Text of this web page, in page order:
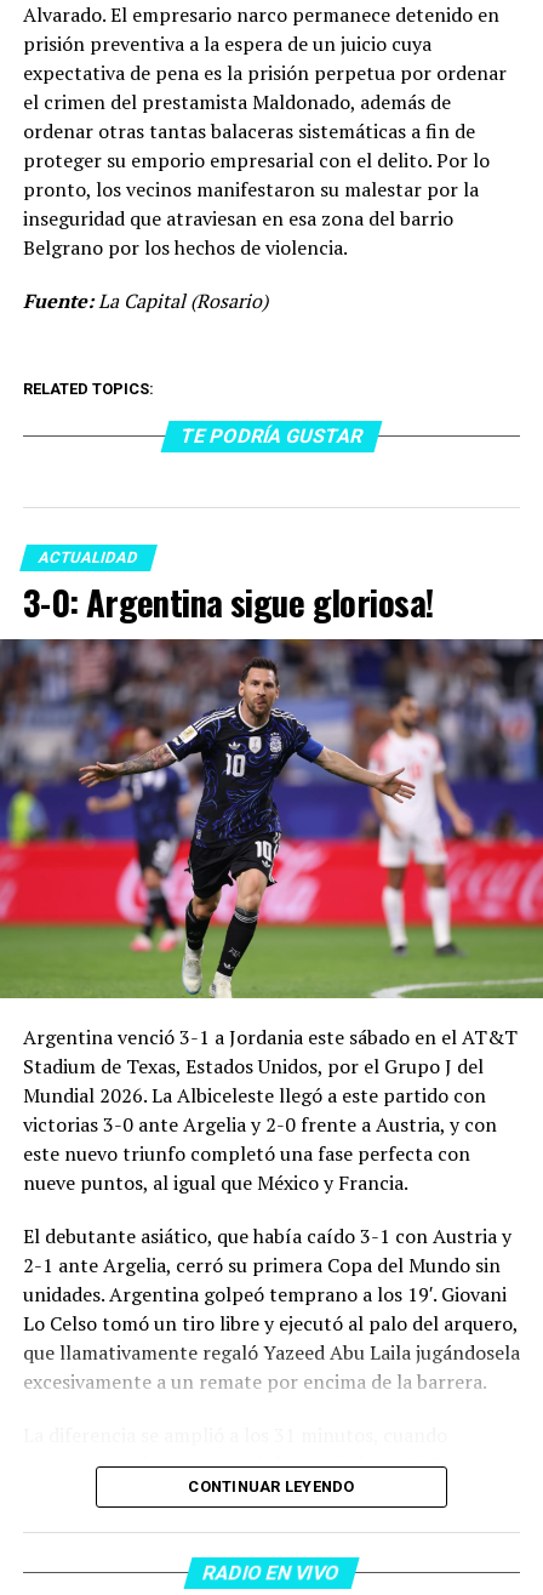
Alvarado. El empresario narco permanece detenido en
prisión preventiva a la espera de un juicio cuya
expectativa de pena es la prisión perpetua por ordenar
el crimen del prestamista Maldonado, además de
ordenar otras tantas balaceras sistemáticas a fin de
proteger su emporio empresarial con el delito. Por lo
pronto, los vecinos manifestaron su malestar por la
inseguridad que atraviesan en esa zona del barrio
Belgrano por los hechos de violencia.
Fuente:La Capital (Rosario)
RELATED TOPICS:
TE PODRÍA GUSTAR
ACTUALIDAD
3-0: Argentina sigue gloriosa!
Argentina venció 3-1 a Jordania este sábado en el AT&T
Stadium de Texas, Estados Unidos, por el Grupo J del
Mundial 2026. La Albiceleste llegó a este partido con
victorias 3-0 ante Argelia y 2-0 frente a Austria, y con
este nuevo triunfo completó una fase perfecta con
nueve puntos, al igual que México y Francia.
El debutante asiático, que había caído 3-1 con Austria y
2-1 ante Argelia, cerró su primera Copa del Mundo sin
unidades. Argentina golpeó temprano a los 19′. Giovani
Lo Celso tomó un tiro libre y ejecutó al palo del arquero,
que llamativamente regaló Yazeed Abu Laila jugándosela
excesivamente a un remate por encima de la barrera.
Lautaro Martínez convirtió de penal el 2-0. El Toro
anotó su primer gol en Copas del Mundo, tras no
dentro del área sobre Marcos Senesi, que intentó ir a
una segunda pelota luego de un tiro en el travesaño del
CONTINUAR LEYENDO
RADIO EN VIVO